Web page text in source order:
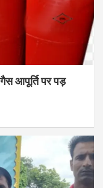
आपूर्ति पर पड़